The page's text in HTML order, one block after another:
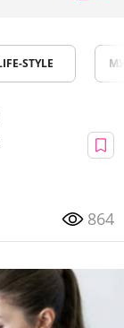
STYLE
864